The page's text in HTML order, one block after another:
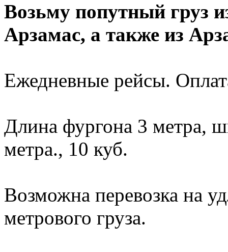
Возьму попутный груз
Арзамас, а также из
Ежедневные рейсы.
Длина фургона 3 метра,
метра., 10 куб.
Возможна перевозка на
метрового груза.